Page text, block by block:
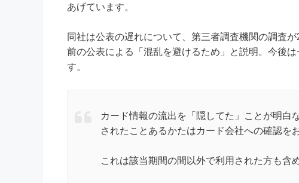
あげています。
同社は公表の遅れについて、第三者調査機関の調査
前の公表による「混乱を避けるため」と説明。今後
す。
カード情報の流出を「隠してた」ことが明白
されたことあるかたはカード会社への確認を
これは該当期間の間以外で利用された方も含